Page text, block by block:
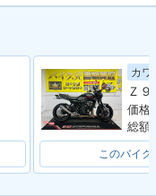
カワ
価格:
総額:
このバイ